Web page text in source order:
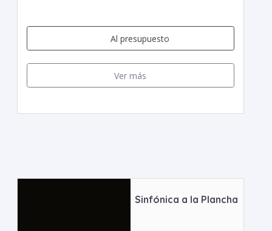
Al presupuesto
Ver más
Sinfónica a la Plancha